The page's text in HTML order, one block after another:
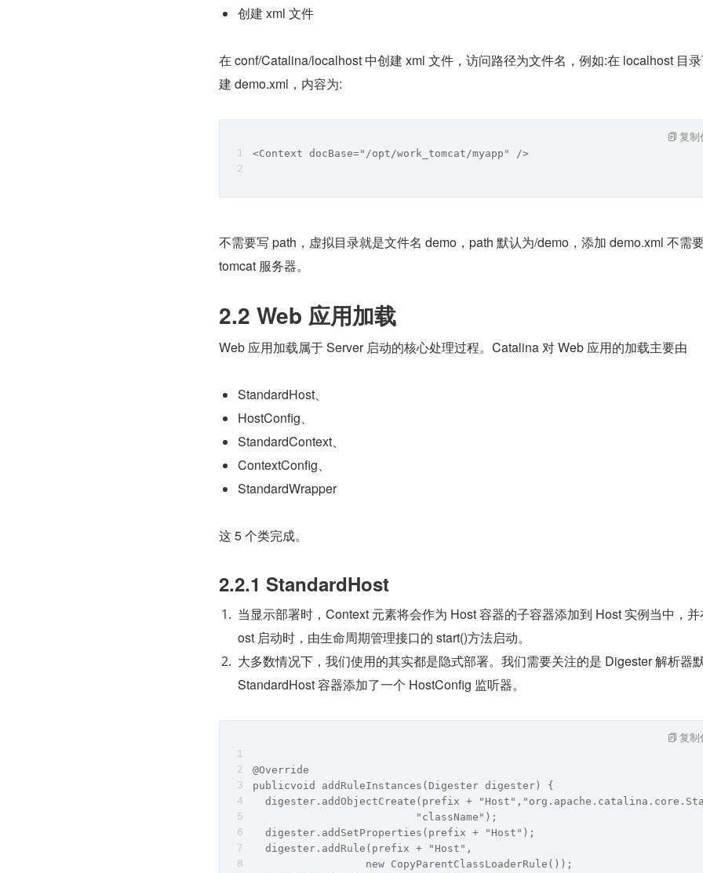
创建 xml 文件
在 conf/Catalina/localhost 中创建 xml 文件，访问路径为文件名，例如:在 localhost 目
建 demo.xml，内容为:
<Context docBase="/opt/work_tomcat/myapp" />
复制
不需要写 path，虚拟目录就是文件名 demo，path 默认为/demo，添加 demo.xml 不需
tomcat 服务器。
2.2 Web 应用加载
Web 应用加载属于 Server 启动的核心处理过程。Catalina 对 Web 应用的加载主要由
StandardHost、
HostConfig、
StandardContext、
ContextConfig、
StandardWrapper
这 5 个类完成。
2.2.1 StandardHost
当显示部署时，Context 元素将会作为 Host 容器的子容器添加到 Host 实例当中，
ost 启动时，由生命周期管理接口的 start()方法启动。
大多数情况下，我们使用的其实都是隐式部署。我们需要关注的是 Digester 解析器
StandardHost 容器添加了一个 HostConfig 监听器。
@Override
publicvoid addRuleInstances(Digester digester) {
digester.addObjectCreate(prefix +
                          "className");
  digester.addSetProperties(prefix + "Host");
  digester.addRule(prefix + "Host",
                  new CopyParentClassLoaderRule());
复制